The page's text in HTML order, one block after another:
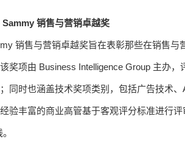
Sammy 销售与营销卓越奖
销售与营销卓越奖旨在表彰那些在销售与
奖项由 Business Intelligence Group 主办
同时也涵盖技术奖项类别，包括广告技术
验丰富的商业高管基于客观评分标准进行